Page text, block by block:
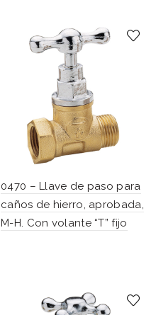
0470 – Llave de paso para
caños de hierro, aprobada,
M-H. Con volante “T” fijo